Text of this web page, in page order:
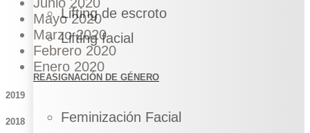
Lifting de escroto
Lifting facial
REASIGNACIÓN DE GÉNERO
Feminización Facial
Mayo 2020
Marzo 2020
Febrero 2020
Enero 2020
2019
2018